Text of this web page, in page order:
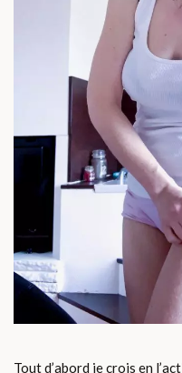
Tout d’abord je crois en